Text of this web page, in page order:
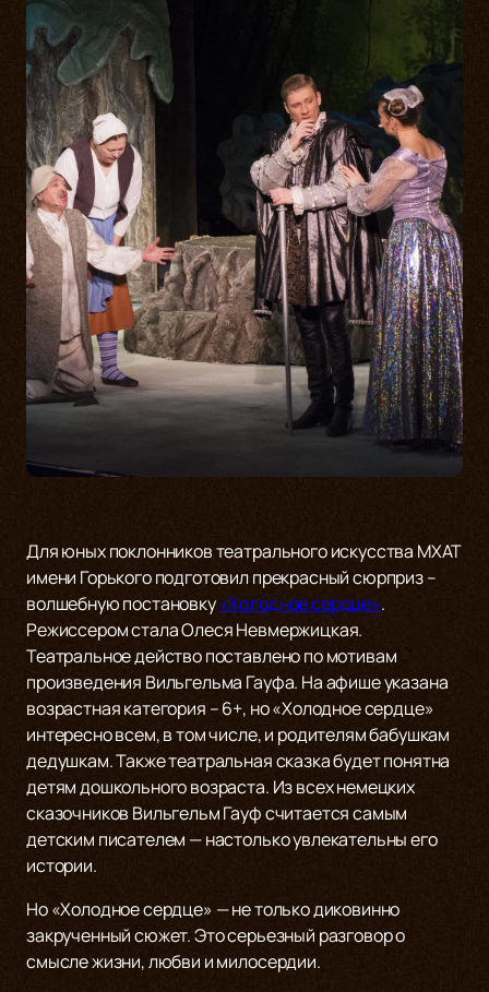
Для юных поклонников театрального искусства МХАТ
имени Горького подготовил прекрасный сюрприз –
волшебную постановку«Холодное сердце».
Режиссером стала Олеся Невмержицкая.
Театральное действо поставлено по мотивам
произведения Вильгельма Гауфа. На афише указана
возрастная категория – 6+, но «Холодное сердце»
интересно всем, в том числе, и родителям бабушкам
дедушкам. Также театральная сказка будет понятна
детям дошкольного возраста. Из всех немецких
сказочников Вильгельм Гауф считается самым
детским писателем — настолько увлекательны его
истории.
Но «Холодное сердце» — не только диковинно
закрученный сюжет. Это серьезный разговор о
смысле жизни, любви и милосердии.